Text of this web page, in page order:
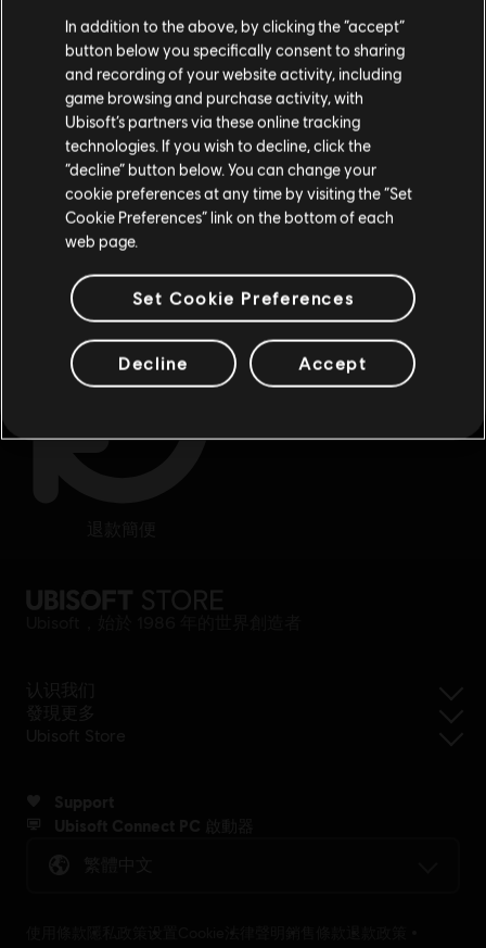
您是简体中文用户？
请您访问我们的简体中文商店来完成购买
留在此商店
重新选择您的商店
In addition to the above, by clicking the “accept”
button below you specifically consent to sharing
and recording of your website activity, including
game browsing and purchase activity, with
Ubisoft’s partners via these online tracking
technologies. If you wish to decline, click the
“decline” button below. You can change your
cookie preferences at any time by visiting the “Set
Cookie Preferences” link on the bottom of each
web page.
Set Cookie Preferences
Decline Accept